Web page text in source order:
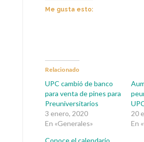
Me gusta esto:
Relacionado
UPC cambió de banco
para venta de pines para
Preuniversitarios
3 enero, 2020
En «Generales»
20
En